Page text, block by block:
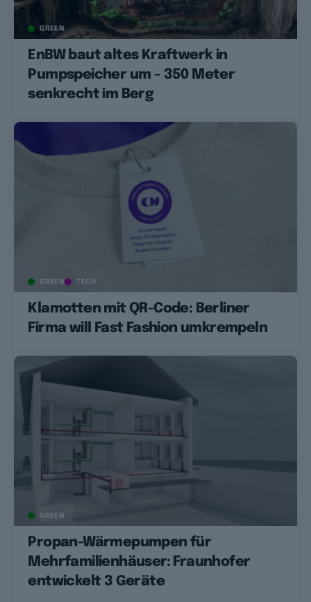
GREEN
EnBW baut altes Kraftwerk in
Pumpspeicher um – 350 Meter
senkrecht im Berg
GREEN TECH
Klamotten mit QR-Code: Berliner
Firma will Fast Fashion umkrempeln
GREEN
Propan-Wärmepumpen für
Mehrfamilienhäuser: Fraunhofer
entwickelt 3 Geräte